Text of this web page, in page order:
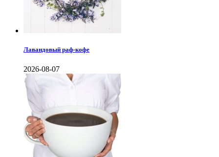
Лавандовый раф-кофе
2026-08-07